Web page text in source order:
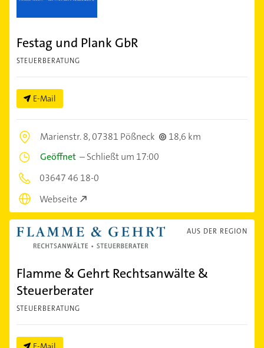
Festag und Plank GbR
STEUERBERATUNG
E-Mail
Marienstr. 8,07381 Pößneck
18,6 km
Geöffnet –Schließt um 17:00
03647 46 18-0
Webseite
AUS DER REGION
Flamme & Gehrt Rechtsanwälte &
Steuerberater
STEUERBERATUNG